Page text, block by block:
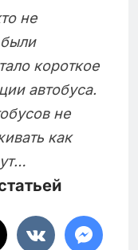
не
короткое
автобуса.
не
как